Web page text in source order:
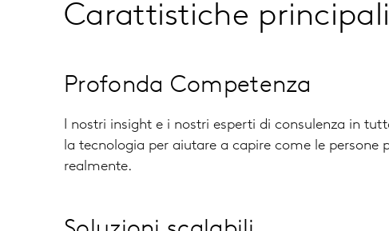
Carattistiche principali
Profonda Competenza
I nostri insight e i nostri esperti di consulenza in
la tecnologia per aiutare a capire come le persone
realmente.